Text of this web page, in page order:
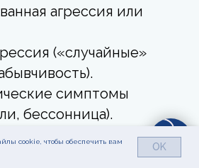
агрессия или
(«случайные»
симптомы
бессонница).
на детей или
cookie, чтобы обеспечить вам
OK